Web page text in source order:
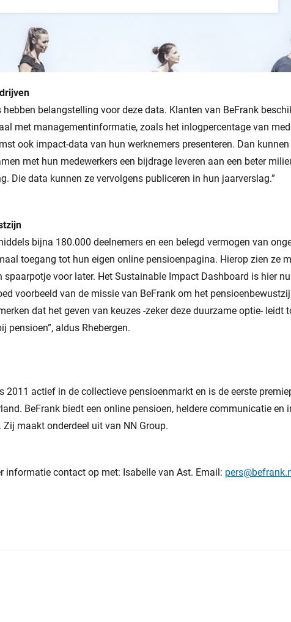
hebben belangstelling voor deze data. Klanten van BeFrank
met managementinformatie, zoals het inlogpercentage van
ook impact-data van hun werknemers presenteren. Dan
met hun medewerkers een bijdrage leveren aan een beter
Die data kunnen ze vervolgens publiceren in hun jaarverslag.”
bijna 180.000 deelnemers en een belegd vermogen van
toegang tot hun eigen online pensioenpagina. Hierop zien ze
spaarpotje voor later. Het Sustainable Impact Dashboard is hier
voorbeeld van de missie van BeFrank om het
dat het geven van keuzes -zeker deze duurzame optie- leidt
pensioen”, aldus Rhebergen.
2011 actief in de collectieve pensioenmarkt en is de eerste
BeFrank biedt een online pensioen, heldere communicatie en
maakt onderdeel uit van NN Group.
informatie contact op met: Isabelle van Ast. Email: